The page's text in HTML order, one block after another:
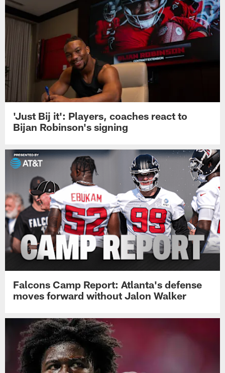
'Just Bij it': Players, coaches react to
Bijan Robinson's signing
Falcons Camp Report: Atlanta's defense
moves forward without Jalon Walker